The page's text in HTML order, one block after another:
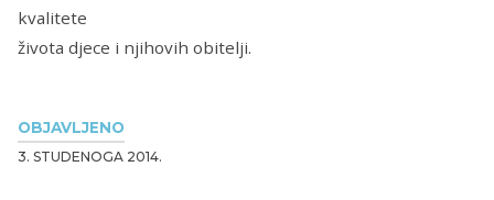
OBJAVLJENO
3. STUDENOGA 2014.
kvalitete
života djece i njihovih obitelji.